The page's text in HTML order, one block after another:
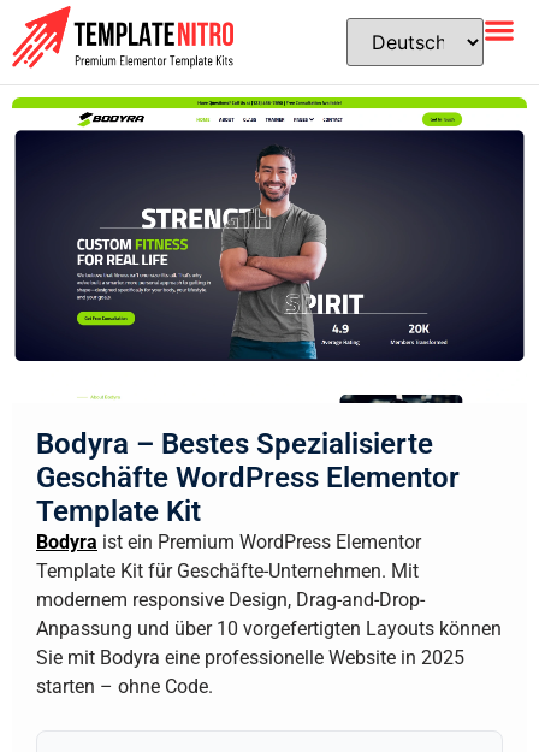
Bodyra – Bestes Spezialisierte
Geschäfte WordPress Elementor
Template Kit
Bodyra ist ein Premium WordPress Elementor
Template Kit für Geschäfte-Unternehmen. Mit
modernem responsive Design, Drag-and-Drop-
Anpassung und über 10 vorgefertigten Layouts können
Sie mit Bodyra eine professionelle Website in 2025
starten – ohne Code.